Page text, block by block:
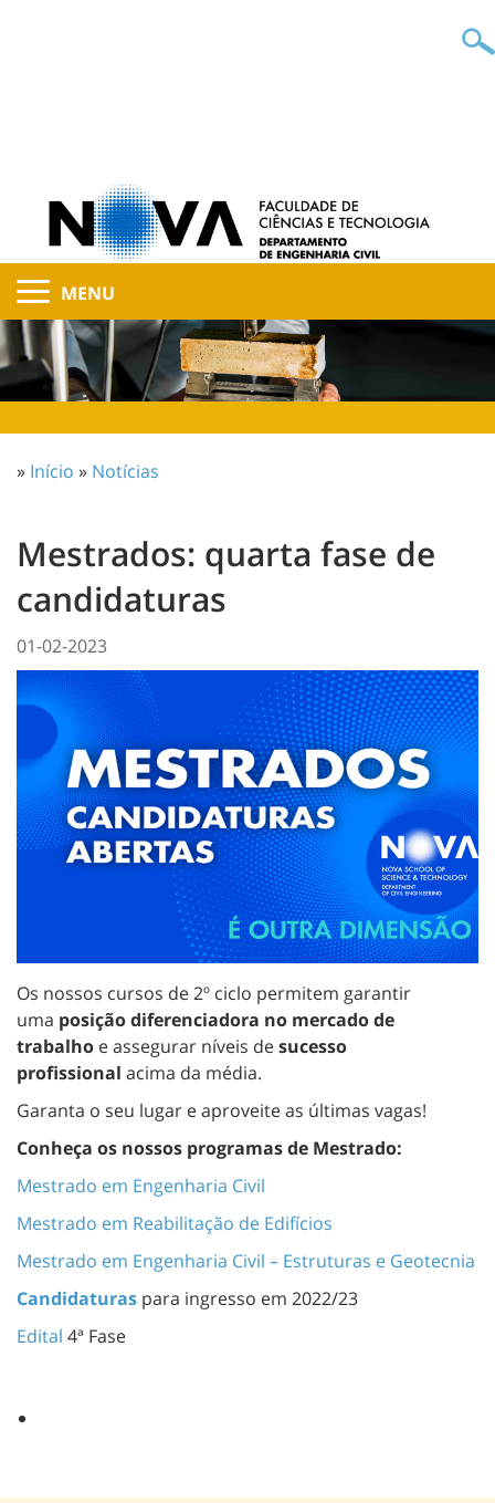
MENU
» Início » Notícias
Mestrados: quarta fase de
candidaturas
01-02-2023
Os nossos cursos de 2º ciclo permitem garantir
uma posição diferenciadora no mercado de
trabalho e assegurar níveis desucesso
profissional acima da média.
Garanta o seu lugar e aproveite as últimas vagas!
Conheça os nossos programas de Mestrado:
Mestrado em Engenharia Civil
Mestrado em Reabilitação de Edifícios
Mestrado em Engenharia Civil – Estruturas e Geotecnia
Candidaturas para ingresso em 2022/23
Edital 4ª Fase